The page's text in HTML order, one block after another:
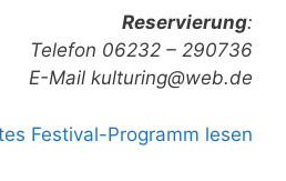
Reservierung:
Telefon 06232 – 290736
E-Mail kulturing@web.de
Festival-Programm lesen